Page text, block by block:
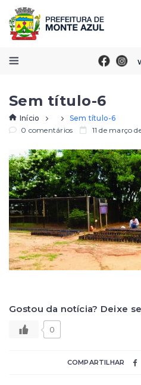
Sem título-6
Início
Sem título-6
0 comentários
11 de março
Gostou da notícia? Deixe
0
COMPARTILHAR